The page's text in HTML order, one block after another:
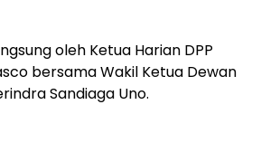
oleh Ketua Harian DPP
bersama Wakil Ketua Dewan
Sandiaga Uno.